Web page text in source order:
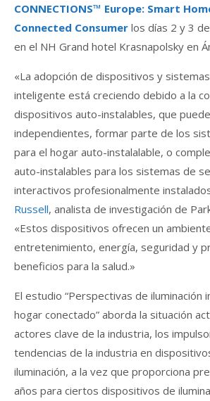
CONNECTIONS™ Europe: Smart
Connected Consumer los días 2 y 3
en el NH Grand hotel Krasnapolsky en
«La adopción de dispositivos y
inteligente está creciendo debido a la
dispositivos auto-instalables, que
independientes, formar parte de los
para el hogar auto-instalalable, o
auto-instalables para los sistemas de
interactivos profesionalmente
Russell, analista de investigación de
«Estos dispositivos ofrecen un
entretenimiento, energía, seguridad y
beneficios para la salud.»
El estudio “Perspectivas de iluminación
hogar conectado” aborda la situación
actores clave de la industria, los
tendencias de la industria en
iluminación, a la vez que proporciona
años para ciertos dispositivos de